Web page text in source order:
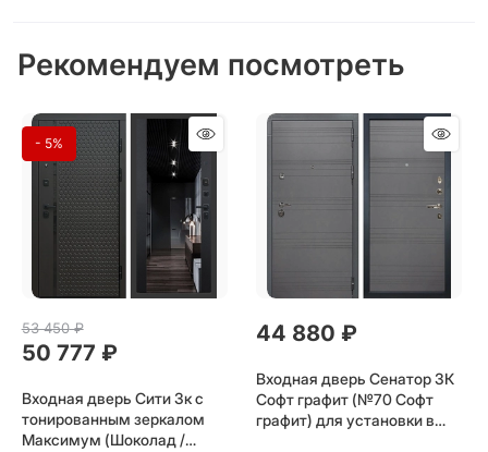
Рекомендуем посмотреть
- 5%
53 450 ₽
50 777 ₽
Входная дверь Сити 3к с
тонированным зеркалом
Максимум (Шоколад /
44 880 ₽
Входная дверь Сенатор 3К
Софт графит (№70 Софт
графит) для установки в